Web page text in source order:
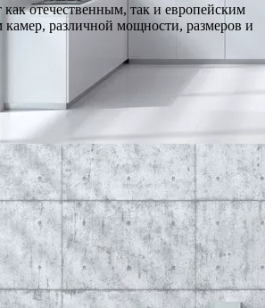
отечественным, так и европейским
камер, различной мощности, размеров и